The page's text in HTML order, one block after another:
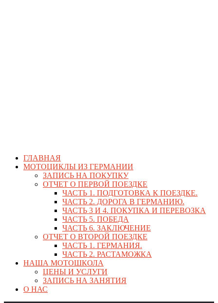
ГЛАВНАЯ
МОТОЦИКЛЫ ИЗ ГЕРМАНИИ
ЗАПИСЬ НА ПОКУПКУ
ОТЧЕТ О ПЕРВОЙ ПОЕЗДКЕ
ЧАСТЬ 1. ПОДГОТОВКА К ПОЕЗДКЕ.
ЧАСТЬ 2. ДОРОГА В ГЕРМАНИЮ.
ЧАСТЬ 3 И 4. ПОКУПКА И ПЕРЕВОЗКА
ЧАСТЬ 5. ПОБЕДА
ЧАСТЬ 6. ЗАКЛЮЧЕНИЕ
ОТЧЕТ О ВТОРОЙ ПОЕЗДКЕ
ЧАСТЬ 1. ГЕРМАНИЯ.
ЧАСТЬ 2. РАСТАМОЖКА
НАША МОТОШКОЛА
ЦЕНЫ И УСЛУГИ
ЗАПИСЬ НА ЗАНЯТИЯ
О НАС